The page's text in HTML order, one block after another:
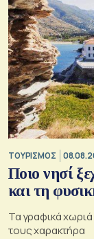
ΤΟΥΡΙΣΜΟΣ
Ποιο νησί
και τη
Τα γραφικά
τους χαρακτήρα